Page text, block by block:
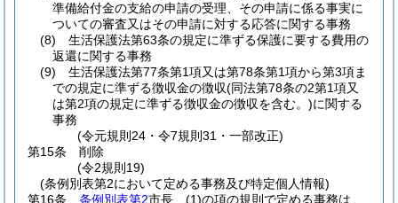
準備給付金の支給の申請の受理、その申請に係る事実に
ついての審査又はその申請に対する応答に関する事務
(8)
生活保護法第63条の規定に準ずる保護に要する費用の
返還に関する事務
(9)
生活保護法第77条第1項又は第78条第1項から第3項ま
での規定に準ずる徴収金の徴収(同法第78条の2第1項又
は第2項の規定に準ずる徴収金の徴収を含む。)に関する
事務
(令元規則24・令7規則31・一部改正)
第15条
削除
(令2規則19)
(条例別表第2において定める事務及び特定個人情報)
第16条
条例別表第2市長 (1)の項の規則で定める事務は、